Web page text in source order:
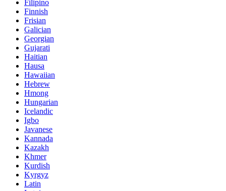
Filipino
Finnish
Frisian
Galician
Georgian
Gujarati
Haitian
Hausa
Hawaiian
Hebrew
Hmong
Hungarian
Icelandic
Igbo
Javanese
Kannada
Kazakh
Khmer
Kurdish
Kyrgyz
Latin